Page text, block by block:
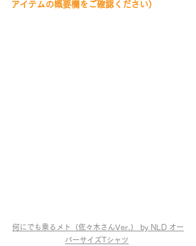
アイテムの概要欄をご確認ください）
何にでも乗るメト（佐々木さんVer.） by NLD オー
バーサイズTシャツ